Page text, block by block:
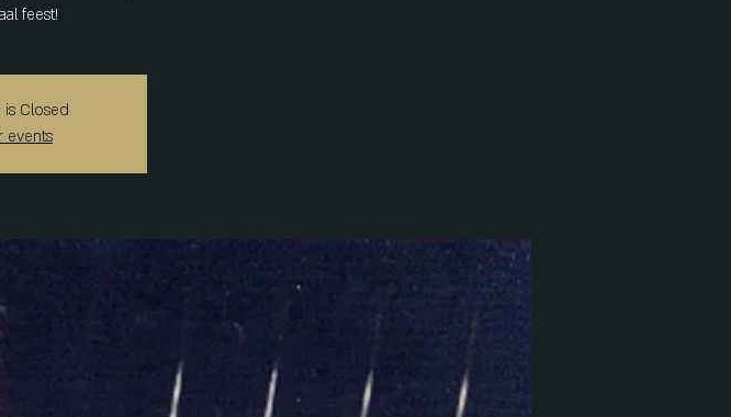
feest!
is Closed
events